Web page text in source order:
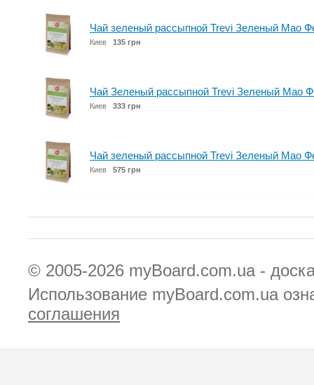
Чай зеленый рассыпной Trevi Зеленый Мао
Киев 135 грн
Чай Зеленый рассыпной Trevi Зеленый Мао
Киев 333 грн
Чай зеленый рассыпной Trevi Зеленый Мао
Киев 575 грн
© 2005-2026 myBoard.com.ua -
Использование myBoard.com.ua
соглашения